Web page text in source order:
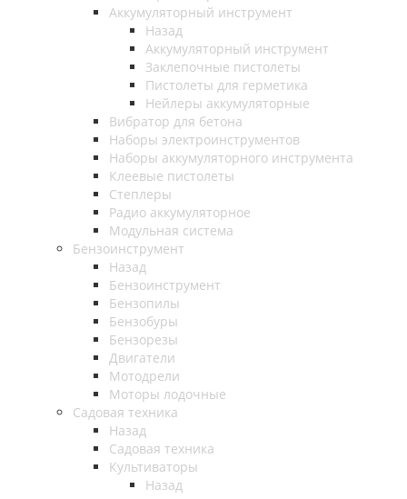
Аккумуляторный инструмент
Назад
Аккумуляторный инструмент
Заклепочные пистолеты
Пистолеты для герметика
Нейлеры аккумуляторные
Вибратор для бетона
Наборы электроинструментов
Наборы аккумуляторного инструмента
Клеевые пистолеты
Степлеры
Радио аккумуляторное
Модульная система
Бензоинструмент
Назад
Бензоинструмент
Бензопилы
Бензобуры
Бензорезы
Двигатели
Мотодрели
Моторы лодочные
Садовая техника
Назад
Садовая техника
Культиваторы
Назад